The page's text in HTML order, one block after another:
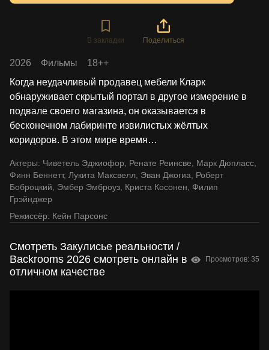
В закладки Поделиться
2026 Фильмы
18++
Когда неудачливый продавец мебели Кларк
обнаруживает скрытый портал в другое измерение в
подвале своего магазина, он оказывается в
бесконечном лабиринте извилистых жёлтых
коридоров. В этом мире время…
Актеры: Чиветель Эджиофор, Ренате Реинсве, Марк Дюпласс,
Финн Беннетт, Лукита Максвелл, Эван Джогиа, Роберт
Боброцкий, Эмбер Эмброуз, Криста Косонен, Филип
Грэйнджер
Режиссёр: Кейн Парсонс
Смотреть Закулисье реальности /
Backrooms 2026 смотреть онлайн в
отличном качестве
Просмотров: 35